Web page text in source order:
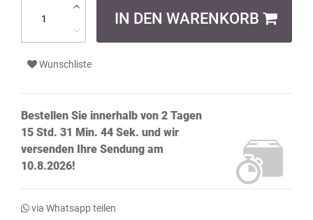
IN DEN WARENKORB
Wunschliste
Bestellen Sie innerhalb von 2 Tagen
15 Std. 31 Min. 43 Sek. und wir
versenden Ihre Sendung am
10.8.2026!
via Whatsapp teilen